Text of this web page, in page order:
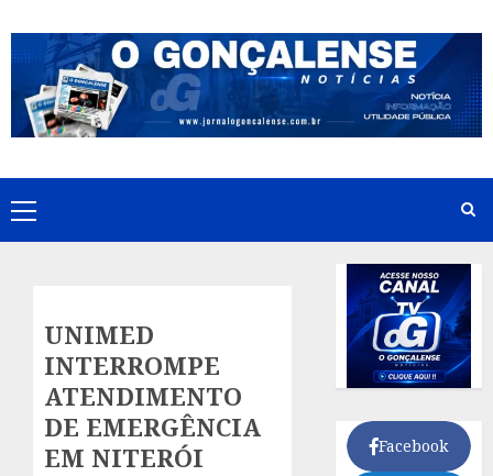
to
content
Primary
Menu
UNIMED
INTERROMPE
ATENDIMENTO
DE EMERGÊNCIA
EM NITERÓI
Facebook